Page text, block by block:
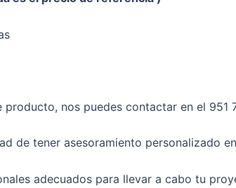
producto, nos puedes contactar en el
de tener asesoramiento personalizado
adecuados para llevar a cabo tu